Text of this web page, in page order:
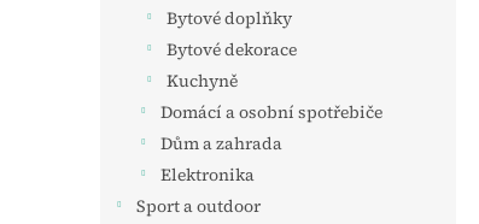
Bytové doplňky
Bytové dekorace
Kuchyně
Domácí a osobní spotřebiče
Dům a zahrada
Elektronika
Sport a outdoor